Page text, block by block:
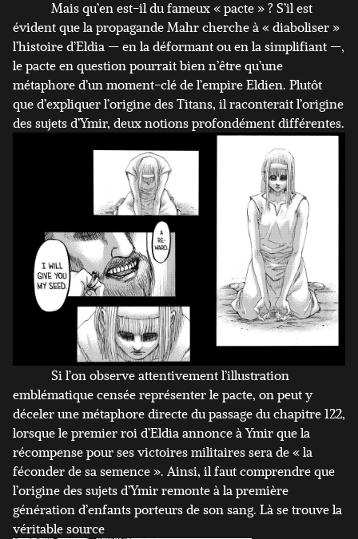
Mais qu’en est-il du fameux « pacte » ? S’il est
évident que la propagande Mahr cherche à « diaboliser »
l’histoire d’Eldia — en la déformant ou en la simplifiant —,
le pacte en question pourrait bien n’être qu’une
métaphore d’un moment-clé de l’empire Eldien. Plutôt
que d’expliquer l’origine des Titans, il raconterait l’origine
des sujets d’Ymir, deux notions profondément différentes.
Si l’on observe attentivement l’illustration
emblématique censée représenter le pacte, on peut y
déceler une métaphore directe du passage du chapitre 122,
lorsque le premier roi d’Eldia annonce à Ymir que la
récompense pour ses victoires militaires sera de « la
féconder de sa semence ». Ainsi, il faut comprendre que
l’origine des sujets d’Ymir remonte à la première
génération d’enfants porteurs de son sang. Là se trouve la
véritable source